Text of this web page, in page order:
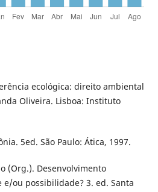
ecológica: direito ambiental
Oliveira. Lisboa: Instituto
5ed. São Paulo: Ática, 1997.
(Org.). Desenvolvimento
ou possibilidade? 3. ed. Santa